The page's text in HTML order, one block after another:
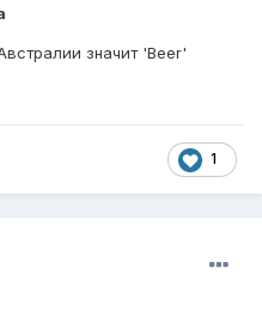
значит 'Beer'
1